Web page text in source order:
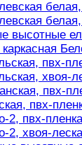
высотные
пвх-
хвоя-
пвх-
пвх-
2, пвх-пленка
2, хвоя-леска